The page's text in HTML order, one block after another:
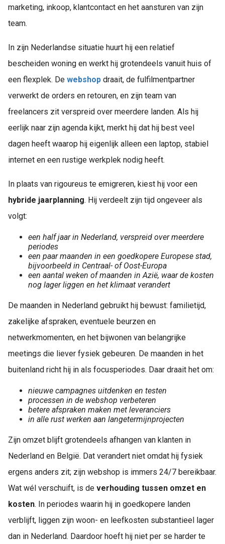
marketing, inkoop, klantcontact en het aansturen van zijn
team.
In zijn Nederlandse situatie huurt hij een relatief
bescheiden woning en werkt hij grotendeels vanuit huis of
een flexplek. De webshop draait, de fulfilmentpartner
verwerkt de orders en retouren, en zijn team van
freelancers zit verspreid over meerdere landen. Als hij
eerlijk naar zijn agenda kijkt, merkt hij dat hij best veel
dagen heeft waarop hij eigenlijk alleen een laptop, stabiel
internet en een rustige werkplek nodig heeft.
In plaats van rigoureus te emigreren, kiest hij voor een
hybride jaarplanning. Hij verdeelt zijn tijd ongeveer als
volgt:
een half jaar in Nederland, verspreid over meerdere
periodes
een paar maanden in een goedkopere Europese stad,
bijvoorbeeld in Centraal- of Oost-Europa
een aantal weken of maanden in Azië, waar de kosten
nog lager liggen en het klimaat verandert
De maanden in Nederland gebruikt hij bewust: familietijd,
zakelijke afspraken, eventuele beurzen en
netwerkmomenten, en het bijwonen van belangrijke
meetings die liever fysiek gebeuren. De maanden in het
buitenland richt hij in als focusperiodes. Daar draait het om:
nieuwe campagnes uitdenken en testen
processen in de webshop verbeteren
betere afspraken maken met leveranciers
in alle rust werken aan langetermijnprojecten
Zijn omzet blijft grotendeels afhangen van klanten in
Nederland en België. Dat verandert niet omdat hij fysiek
ergens anders zit; zijn webshop is immers 24/7 bereikbaar.
Wat wél verschuift, is de verhouding tussen omzet en
kosten. In periodes waarin hij in goedkopere landen
verblijft, liggen zijn woon- en leefkosten substantieel lager
dan in Nederland. Daardoor hoeft hij niet per se harder te